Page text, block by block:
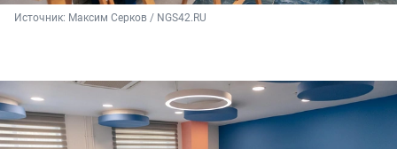
Источник: Максим Серков / NGS42.RU